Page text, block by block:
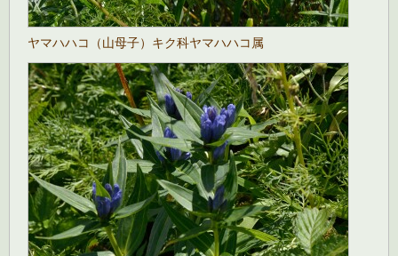
ヤマハハコ（山母子）キク科ヤマハハコ属